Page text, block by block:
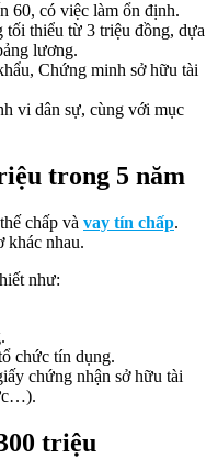
60, có việc làm ổn định.
tối thiểu từ 3 triệu đồng, dựa
lương.
Chứng minh sở hữu tài
vi dân sự, cùng với mục
trong 5 năm
chấp và vay tín chấp.
khác nhau.
như:
chức tín dụng.
chứng nhận sở hữu tài
triệu